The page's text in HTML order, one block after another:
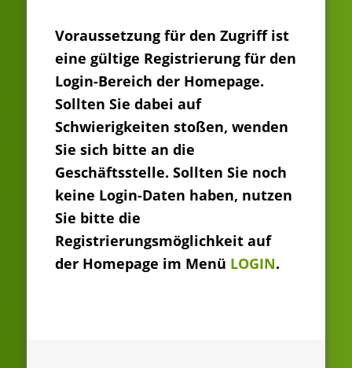
Voraussetzung für den Zugriff ist
eine gültige Registrierung für den
Login-Bereich der Homepage.
Sollten Sie dabei auf
Schwierigkeiten stoßen, wenden
Sie sich bitte an die
Geschäftsstelle. Sollten Sie noch
keine Login-Daten haben, nutzen
Sie bitte die
Registrierungsmöglichkeit auf
der Homepage im Menü LOGIN.